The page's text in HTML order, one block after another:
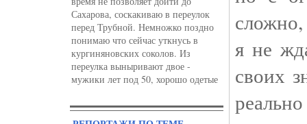
Сахарова, соскакиваю в переулок
перед Трубной. Немножко поздно
понимаю что сейчас уткнусь в
кургиняновских соколов. Из
переулка выныривают двое -
мужики лет под 50, хорошо одетые
я не
своих